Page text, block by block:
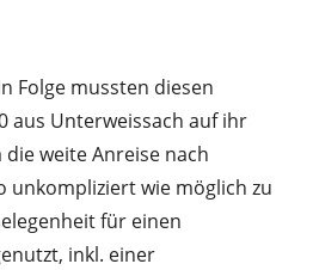
Folge mussten diesen
aus Unterweissach auf ihr
weite Anreise nach
unkompliziert wie möglich zu
für einen
inkl. einer